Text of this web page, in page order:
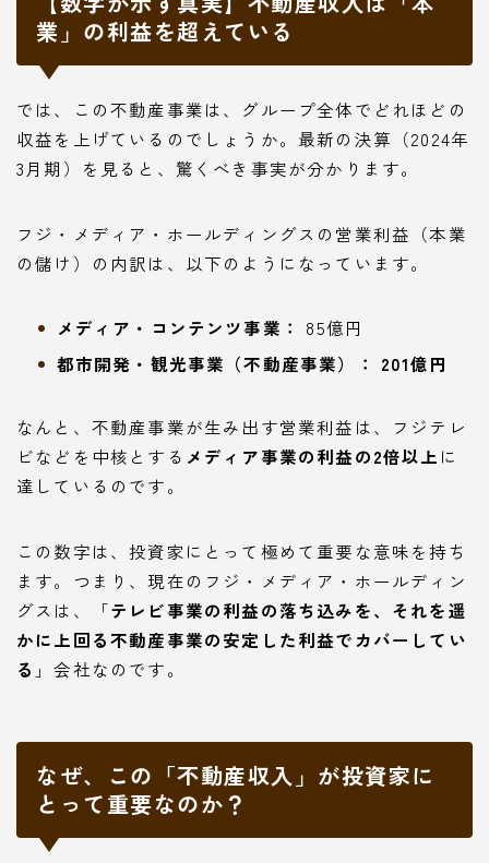
業」の利益を超えている
では、この不動産事業は、グループ全体でどれほどの
収益を上げているのでしょうか。最新の決算（2024年
3月期）を見ると、驚くべき事実が分かります。
フジ・メディア・ホールディングスの営業利益（本業
の儲け）の内訳は、以下のようになっています。
メディア・コンテンツ事業：
85億円
都市開発・観光事業（不動産事業）：
201億円
なんと、不動産事業が生み出す営業利益は、フジテレ
ビなどを中核とする メディア事業の利益の2倍以上 に
達しているのです。
この数字は、投資家にとって極めて重要な意味を持ち
ます。つまり、現在のフジ・メディア・ホールディン
グスは、「テレビ事業の利益の落ち込みを、それを遥
かに上回る不動産事業の安定した利益でカバーしてい
る 」会社なのです。
なぜ、この「不動産収入」が投資家に
とって重要なのか？